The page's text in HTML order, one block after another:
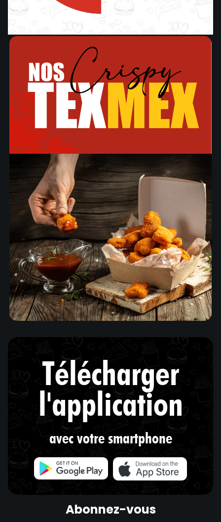
Télécharger
l'application
avec votre smartphone
Abonnez-vous